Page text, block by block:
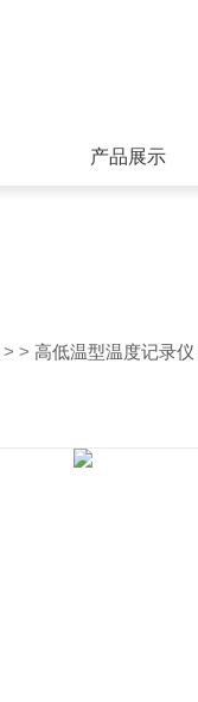
产品展示
> > 高低温型温度记录仪